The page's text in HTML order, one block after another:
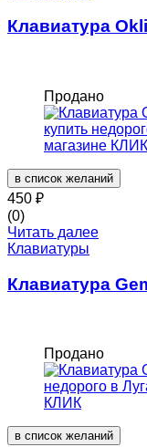
Клавиатура
Продано
в список желаний
450 ₽
(0)
Читать далее
Клавиатуры
Клавиатура
Продано
в список желаний